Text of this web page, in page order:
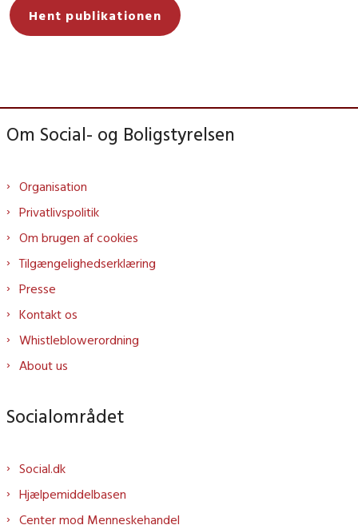
Hent publikationen
Om Social- og Boligstyrelsen
Organisation
Privatlivspolitik
Om brugen af cookies
Tilgængelighedserklæring
Presse
Kontakt os
Whistleblowerordning
About us
Socialområdet
Social.dk
Hjælpemiddelbasen
Center mod Menneskehandel